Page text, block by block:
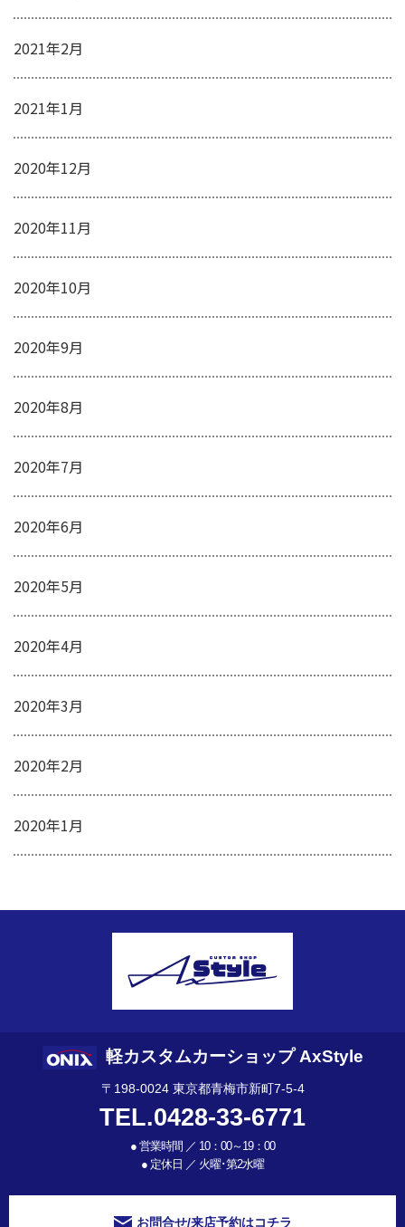
2021年2月
2021年1月
2020年12月
2020年11月
2020年10月
2020年9月
2020年8月
2020年7月
2020年6月
2020年5月
2020年4月
2020年3月
2020年2月
2020年1月
軽カスタムカーショップ AxStyle
〒198-0024 東京都青梅市新町7-5-4
TEL.0428-33-6771
● 営業時間 ／ 10：00～19：00
● 定休日 ／ 火曜･第2水曜
お問合せ/来店予約はコチラ